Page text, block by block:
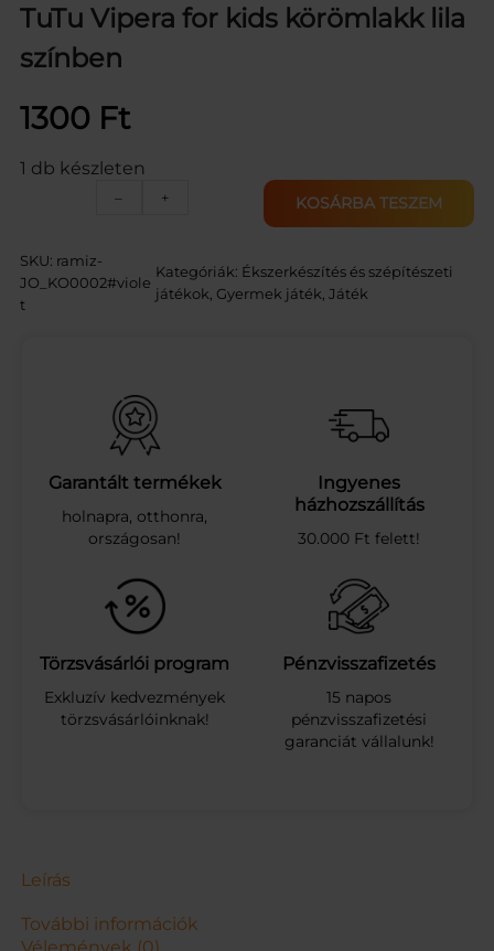
TuTu Vipera for kids körömlakk lila
színben
1300 Ft
1 db készleten
–
V
f
o
r
k
d
s
ö
r
ö
m
l
a
k
n
b
+ KOSÁRBA TESZEM
SKU: ramiz-
JO_KO0002#viole
t
Kategóriák: Ékszerkészítés és szépítészeti
játékok Gyermek játék , Játék
Garantált termékek
holnapra, otthonra,
országosan!
Ingyenes
házhozszállítás
30.000 Ft felett!
Törzsvásárlói program
Exkluzív kedvezmények
törzsvásárlóinknak!
Pénzvisszafizetés
15 napos
pénzvisszafizetési
garanciát vállalunk!
Leírás
További információk
Vélemények (0)